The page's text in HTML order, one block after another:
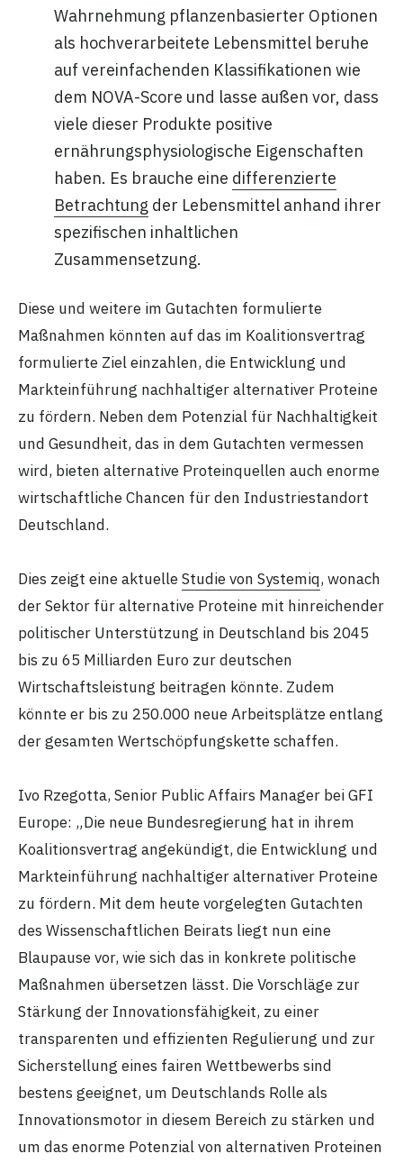
Wahrnehmung pflanzenbasierter Optionen
als hochverarbeitete Lebensmittel beruhe
auf vereinfachenden Klassifikationen wie
dem NOVA-Score und lasse außen vor, dass
viele dieser Produkte positive
ernährungsphysiologische Eigenschaften
haben. Es brauche eine differenzierte
Betrachtung der Lebensmittel anhand ihrer
spezifischen inhaltlichen
Zusammensetzung.
Diese und weitere im Gutachten formulierte
Maßnahmen könnten auf das im Koalitionsvertrag
formulierte Ziel einzahlen, die Entwicklung und
Markteinführung nachhaltiger alternativer Proteine
zu fördern. Neben dem Potenzial für Nachhaltigkeit
und Gesundheit, das in dem Gutachten vermessen
wird, bieten alternative Proteinquellen auch enorme
wirtschaftliche Chancen für den Industriestandort
Deutschland.
Dies zeigt eine aktuelleStudie von Systemiq, wonach
der Sektor für alternative Proteine mit hinreichender
politischer Unterstützung in Deutschland bis 2045
bis zu 65 Milliarden Euro zur deutschen
Wirtschaftsleistung beitragen könnte. Zudem
könnte er bis zu 250.000 neue Arbeitsplätze entlang
der gesamten Wertschöpfungskette schaffen.
Ivo Rzegotta, Senior Public Affairs Manager bei GFI
Europe: „Die neue Bundesregierung hat in ihrem
Koalitionsvertrag angekündigt, die Entwicklung und
Markteinführung nachhaltiger alternativer Proteine
zu fördern. Mit dem heute vorgelegten Gutachten
des Wissenschaftlichen Beirats liegt nun eine
Blaupause vor, wie sich das in konkrete politische
Maßnahmen übersetzen lässt. Die Vorschläge zur
Stärkung der Innovationsfähigkeit, zu einer
transparenten und effizienten Regulierung und zur
Sicherstellung eines fairen Wettbewerbs sind
bestens geeignet, um Deutschlands Rolle als
Innovationsmotor in diesem Bereich zu stärken und
um das enorme Potenzial von alternativen Proteinen